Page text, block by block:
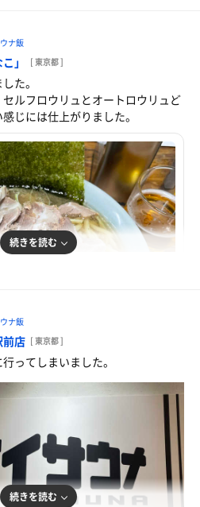
ナ飯
」 [ 東京都 ]
た。
ルフロウリュとオートロウリュど
じには仕上がりました。
りにしました。
続きを読む
ナ飯
前店 [ 東京都 ]
ってしまいました。
続きを読む